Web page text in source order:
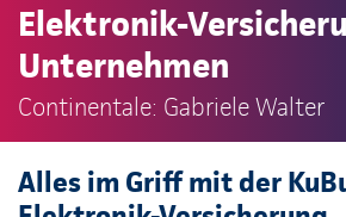
Elektronik-
Unternehmen
Continentale: Gabriele Walter
Alles im Griff mit der